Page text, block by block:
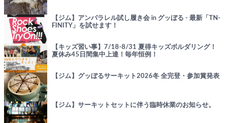
【ジム】アンパラレル試し履き会 in グッぼる - 最新「TN-
FINITY」を試せます！
【キッズ習い事】7/18-8/31 夏得キッズボルダリング！
夏休み45日間集中上達！毎年恒例！
【ジム】グッぼるサーキット2026冬 全完登・参加賞発表
【ジム】サーキットセットに伴う臨時休業のお知らせ。